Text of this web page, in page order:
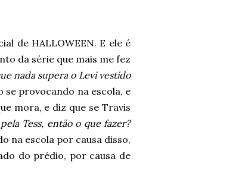
de HALLOWEEN. E ele é
da série que mais me fez
nada supera o Levi vestido
provocando na escola, e
mora, e diz que se Travis
Tess, então o que fazer?
na escola por causa disso,
do prédio, por causa de